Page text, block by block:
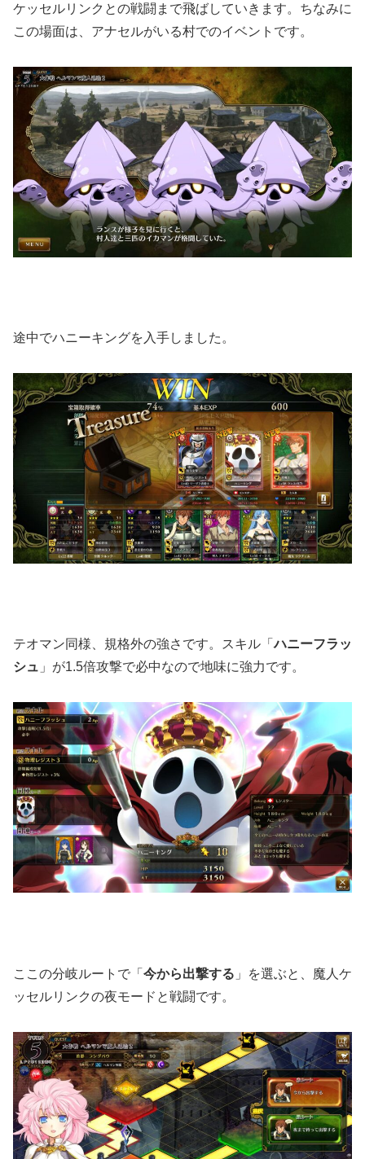
ケッセルリンクとの戦闘まで飛ばしていきます。ちなみに
この場面は、アナセルがいる村でのイベントです。
途中でハニーキングを入手しました。
テオマン同様、規格外の強さです。スキル「ハニーフラッ
シュ 」が1.5倍攻撃で必中なので地味に強力です。
ここの分岐ルートで「 今から出撃する 」を選ぶと、魔人ケ
ッセルリンクの夜モードと戦闘です。